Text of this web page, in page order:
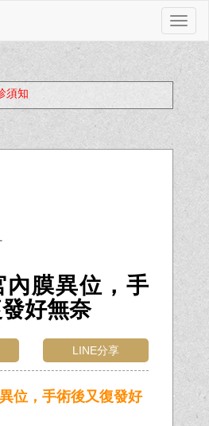
切
換
須知
內膜異位，手
好無奈
LINE分享
位，手術後又復發好